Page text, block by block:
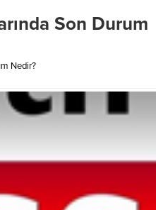
Son Durum
Nedir?